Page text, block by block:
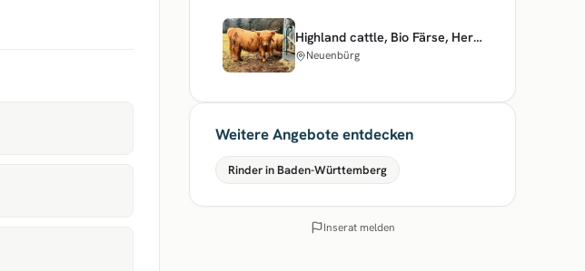
Highland cattle, Bio Färse, Herdbuch, ungedeckt
Neuenbürg
Weitere Angebote entdecken
Rinder in Baden-Württemberg
Inserat melden